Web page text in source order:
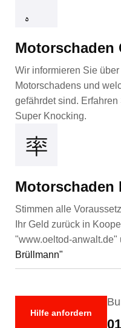
Motorschaden
Wir informieren Sie
Motorschadens und
gefährdet sind.
Super Knocking.
Motorschaden
Stimmen alle
Ihr Geld zurück in
"www.oeltod-anwalt.de"
Brüllmann"
Hilfe anfordern